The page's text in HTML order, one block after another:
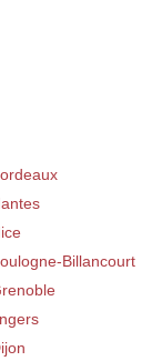
Billancourt